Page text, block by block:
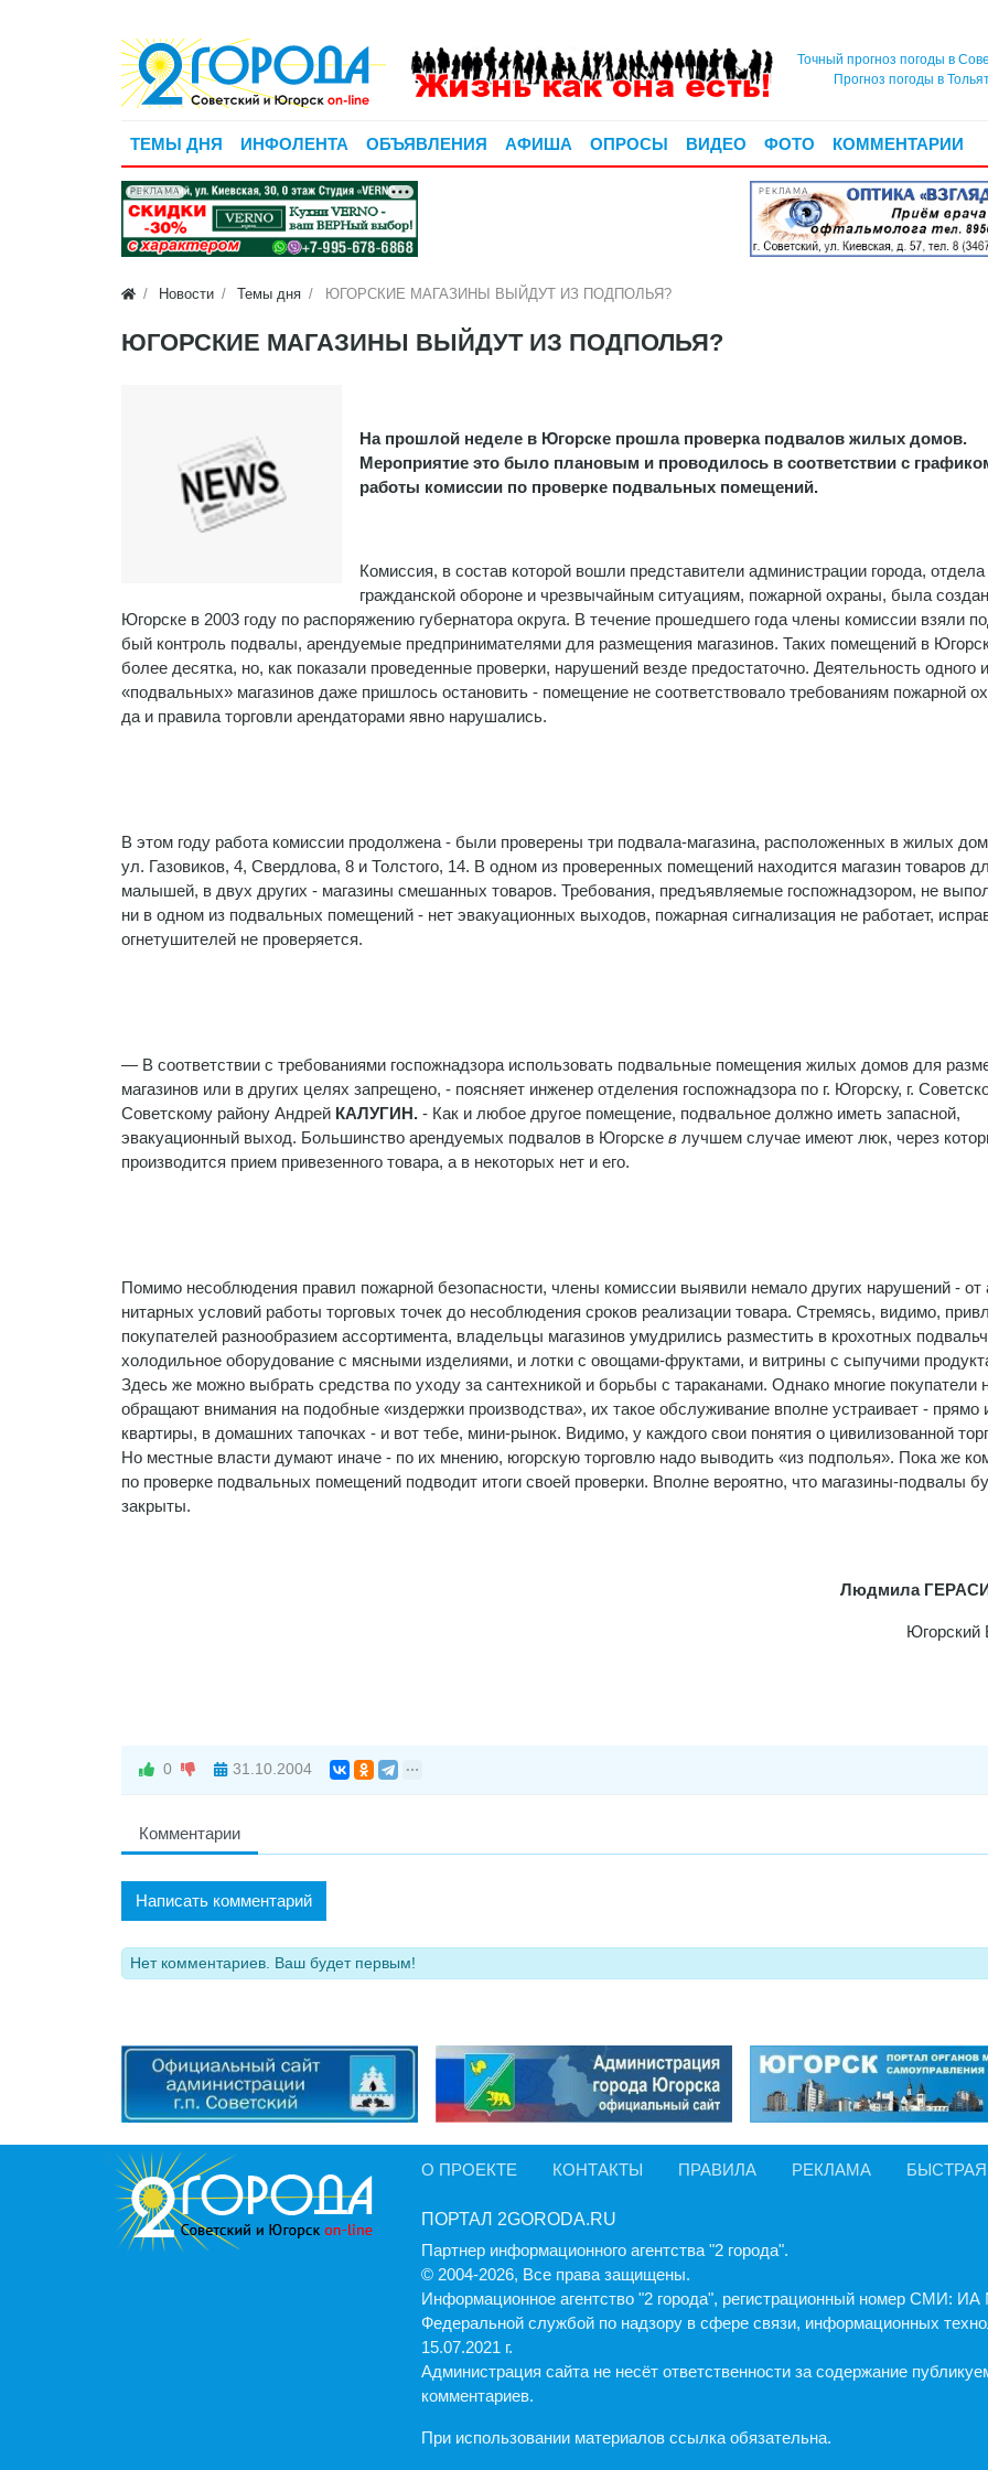
Точный прогноз погоды в
Прогноз погоды в
ТЕМЫ ДНЯ ИНФОЛЕНТА ОБЪЯВЛЕНИЯ АФИША ОПРОСЫ ВИДЕО ФОТО КОММЕНТАРИИ
РЕКЛАМА РЕКЛАМА
Новости Темы дня ЮГОРСКИЕ МАГАЗИНЫ ВЫЙДУТ ИЗ ПОДПОЛЬЯ?
ЮГОРСКИЕ МАГАЗИНЫ ВЫЙДУТ ИЗ ПОДПОЛЬЯ?
На прошлой неделе в Югорске про­шла проверка подвалов жилых до­мов.
Мероприятие это было плано­вым и проводилось в соответствии с
работы комиссии по про­верке подвальных помещений.
Комиссия, в состав которой вошли пред­ставители администрации города, отдела
гражданской обороне и чрезвычайным ситуациям, пожарной охраны, была
Югорске в 2003 году по распоряже­нию губернатора округа. В течение прошед­шего года члены комиссии взяли
бый контроль подвалы, арендуемые пред­принимателями для размещения магази­нов. Таких помещений в
более десятка, но, как показали проведенные про­верки, нарушений везде предостаточно. Деятельность одного
«подвальных» ма­газинов даже пришлось остановить - поме­щение не соответствовало требованиям пожарной
да и правила торговли арендаторами явно нарушались.
В этом году работа комиссии продолже­на - были проверены три подвала-мага­зина, расположенных в жилых
ул. Газовиков, 4, Свердлова, 8 и Толсто­го, 14. В одном из проверенных помеще­ний находится магазин товаров
малы­шей, в двух других - магазины смешанных товаров. Требования, предъявляемые госпожнадзором, не
ни в одном из подвальных помещений - нет эвакуа­ционных выходов, пожарная сигнализация не работает,
огнетушителей не проверяется.
— В соответствии с требованиями госпожнадзора использовать подвальные по­мещения жилых домов для
магазинов или в других целях запрещено, - поясняет инженер отделения госпожнадзора по г. Югорску, г.
Совет­скому району Андрей КАЛУГИН. - Как и лю­бое другое помещение, подвальное долж­но иметь запасной,
эвакуационный выход. Большинство арендуемых подвалов в Югорске в лучшем случае имеют люк, че­рез
производится прием привезен­ного товара, а в некоторых нет и его.
Помимо несоблюдения правил пожар­ной безопасности, члены комиссии выяви­ли немало других нарушений - от
нитарных условий работы торговых точек до несоблюдения сроков реализации то­вара. Стремясь, видимо,
поку­пателей разнообразием ассортимента, владельцы магазинов умудрились разме­стить в крохотных
холо­дильное оборудование с мясными изде­лиями, и лотки с овощами-фруктами, и витрины с сыпучими
Здесь же можно выбрать средства по уходу за сан­техникой и борьбы с тараканами. Однако многие покупатели
обращают внима­ния на подобные «издержки производ­ства», их такое обслуживание вполне уст­раивает - прямо
квартиры, в домашних тапочках - и вот тебе, мини-рынок. Види­мо, у каждого свои понятия о цивилизован­ной
Но местные власти думают иначе - по их мнению, югорскую торговлю надо выводить «из подполья». Пока же
по проверке подвальных помеще­ний подводит итоги своей проверки. Впол­не вероятно, что магазины-подвалы
закрыты.
Людмила
Югорский
0 31.10.2004
Комментарии
Написать комментарий
Нет комментариев. Ваш будет первым!
О ПРОЕКТЕ КОНТАКТЫ ПРАВИЛА РЕКЛАМА
ПОРТАЛ 2GORODA.RU
Партнер информационного агентства "2 города".
© 2004-2026, Все права защищены.
Информационное агентство "2 города", регистрационный номер СМИ:
Федеральной службой по надзору в сфере связи, информационных
15.07.2021 г.
Администрация cайта не несёт ответственности за содержание
комментариев.
При использовании материалов ссылка обязательна.